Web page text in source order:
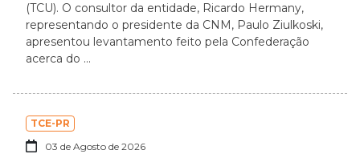
(TCU). O consultor da entidade, Ricardo Hermany,
representando o presidente da CNM, Paulo Ziulkoski,
apresentou levantamento feito pela Confederação
acerca do ...
TCE-PR
03 de Agosto de 2026